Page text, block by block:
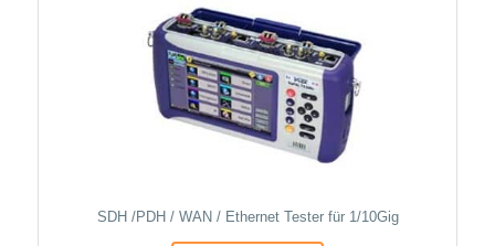
SDH /PDH / WAN / Ethernet Tester für 1/10Gig